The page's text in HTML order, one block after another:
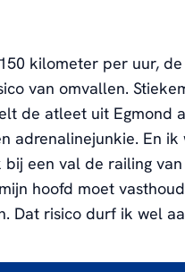
kilometer per uur, de
van omvallen.
de atleet uit Egmond
adrenalinejunkie. En ik
een val de railing
hoofd moet
Dat risico durf ik wel